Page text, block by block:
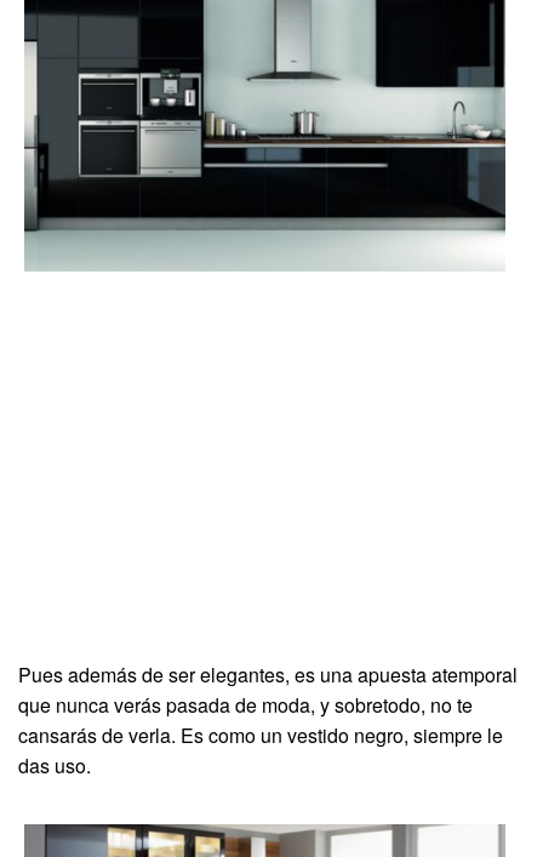
Pues además de ser elegantes, es una apuesta atemporal
que nunca verás pasada de moda, y sobretodo, no te
cansarás de verla. Es como un vestido negro, siempre le
das uso.